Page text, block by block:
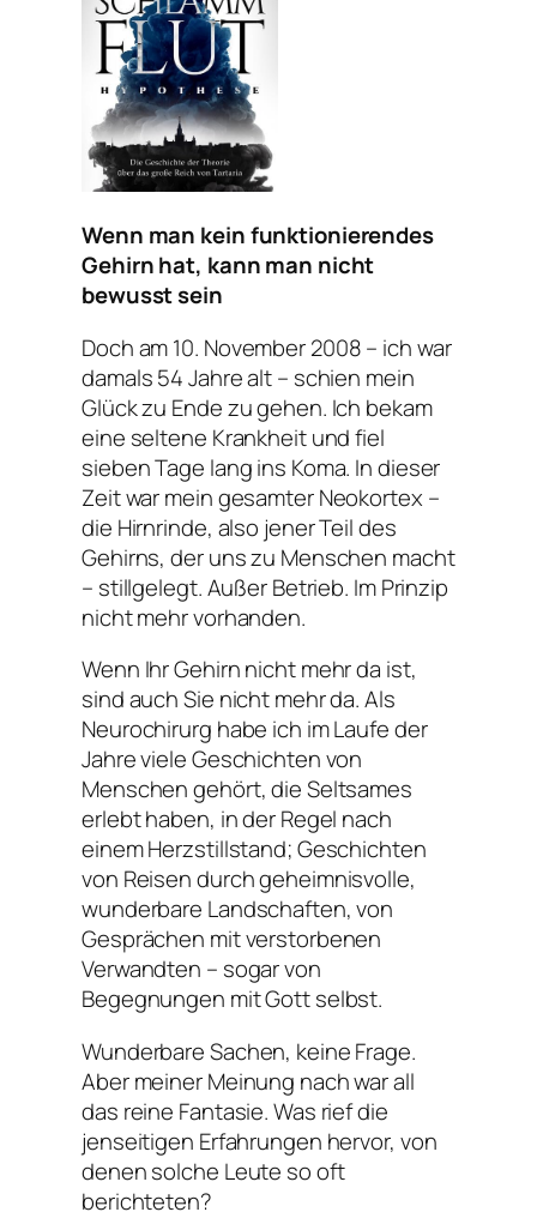
Wenn man kein funktionierendes
Gehirn hat, kann man nicht
bewusst sein
Doch am 10. November 2008 – ich war
damals 54 Jahre alt – schien mein
Glück zu Ende zu gehen. Ich bekam
eine seltene Krankheit und fiel
sieben Tage lang ins Koma. In dieser
Zeit war mein gesamter Neokortex –
die Hirnrinde, also jener Teil des
Gehirns, der uns zu Menschen macht
– stillgelegt. Außer Betrieb. Im Prinzip
nicht mehr vorhanden.
Wenn Ihr Gehirn nicht mehr da ist,
sind auch Sie nicht mehr da. Als
Neurochirurg habe ich im Laufe der
Jahre viele Geschichten von
Menschen gehört, die Seltsames
erlebt haben, in der Regel nach
einem Herzstillstand; Geschichten
von Reisen durch geheimnisvolle,
wunderbare Landschaften, von
Gesprächen mit verstorbenen
Verwandten – sogar von
Begegnungen mit Gott selbst.
Wunderbare Sachen, keine Frage.
Aber meiner Meinung nach war all
das reine Fantasie. Was rief die
jenseitigen Erfahrungen hervor, von
denen solche Leute so oft
berichteten?